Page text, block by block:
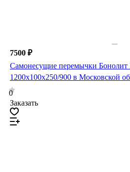
7500 ₽
Самонесущие перемычки
1200х100х250/900 в Московской
0
Заказать